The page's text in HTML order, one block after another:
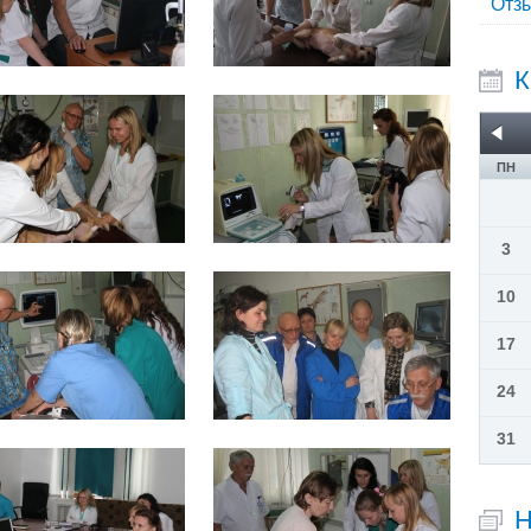
ПН
3
10
17
24
31